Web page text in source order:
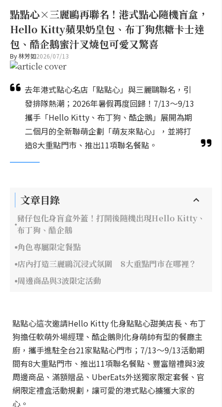
點點心×三麗鷗再聯名！港式點心隨機盲盒，
Hello Kitty蘋果奶皇包、布丁狗焦糖卡士達
包、酷企鵝蜜汁叉燒包可愛又驚喜
By林芳如2026/07/13
去年港式點心名店「點點心」與三麗鷗聯名，引
發排隊熱潮；2026年暑假再度回歸！7/13～9/13
攜手「Hello Kitty、布丁狗、酷企鵝」展開為期
二個月的全新聯萌企劃「萌友來點心」，並將打
造8大重點門市、推出11項聯名餐點。
文章目錄
豬仔包化身盲盒外蓋！打開後隨機出現Hello Kitty、
布丁狗、酷企鵝
角色專屬限定餐點
店內打造三麗鷗沉浸式氛圍 8大重點門市在哪裡？
周邊商品與3波限定活動
點點心這次邀請Hello Kitty 化身點點心甜美店長、布丁
狗擔任軟萌外場經理、酷企鵝則化身萌帥有型的餐廳主
廚，攜手進駐全台21家點點心門市；7/13～9/13活動期
間有8大重點門市、推出11項聯名餐點、豐富贈禮與3波
周邊商品、滿額贈品、UberEats外送獨家限定套餐、官
網限定禮盒活動規劃，讓可愛的港式點心擄獲大家的
心。